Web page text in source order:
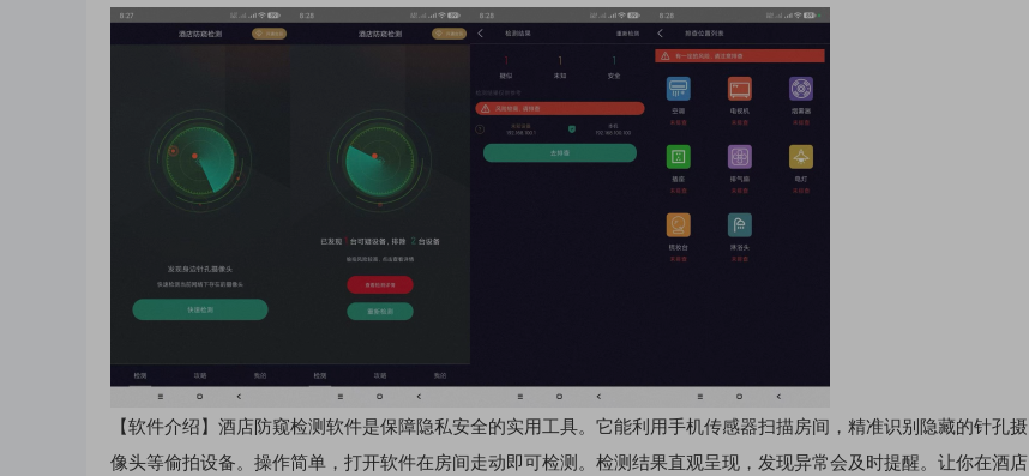
【软件介绍】酒店防窥检测软件是保障隐私安全的实用工具。它能利用手机传感器扫描房间，精准识别隐藏的针孔摄
像头等偷拍设备。操作简单，打开软件在房间走动即可检测。检测结果直观呈现，发现异常会及时提醒。让你在酒店